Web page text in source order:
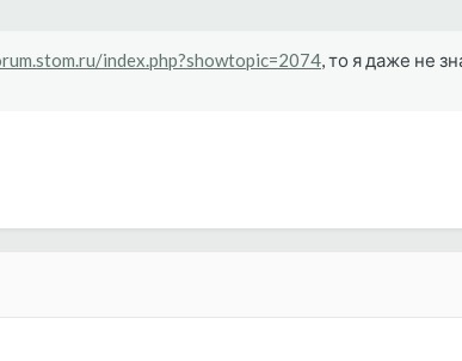
index.php?showtopic=2074, то я даже не